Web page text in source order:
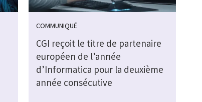
COMMUNIQUÉ
CGI reçoit le titre de partenaire
européen de l’année
d’Informatica pour la deuxième
année consécutive